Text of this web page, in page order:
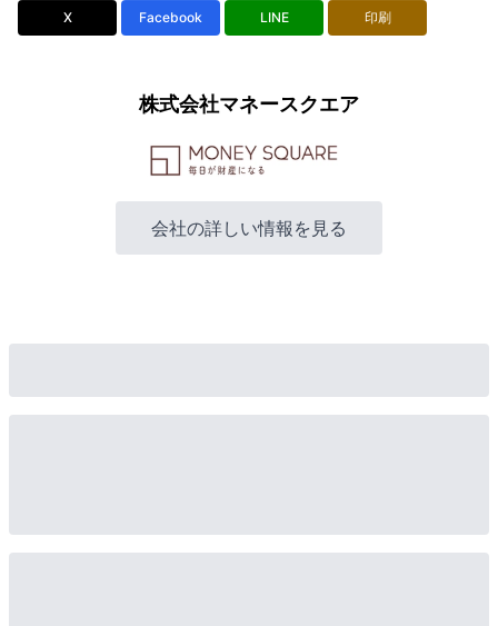
X Facebook LINE 印刷
株式会社マネースクエア
会社の詳しい情報を見る